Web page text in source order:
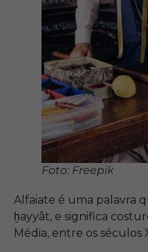
Foto: Freepik
Alfaiate é uma palavra
ẖayyât, e significa
Média, entre os séculos